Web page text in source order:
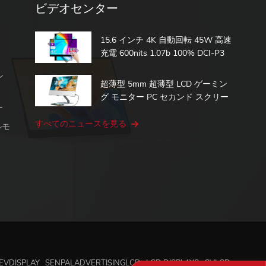
ビデオセンター
15.6 インチ 4K 自動回転 45W 高速
充電 600nits 1.07b 100% DCI-P3
モニター
超薄型 5mm 超薄型 LCD ゲーミン
グ モニター PC セカンド スクリー
ー
すべてのニュースを見る
SENPALADVERTISINGLCD LCD DISPLAYS GVLCD